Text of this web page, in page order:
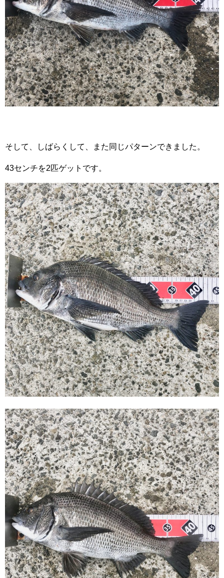
そして、しばらくして、また同じパターンできました。
43センチを2匹ゲットです。